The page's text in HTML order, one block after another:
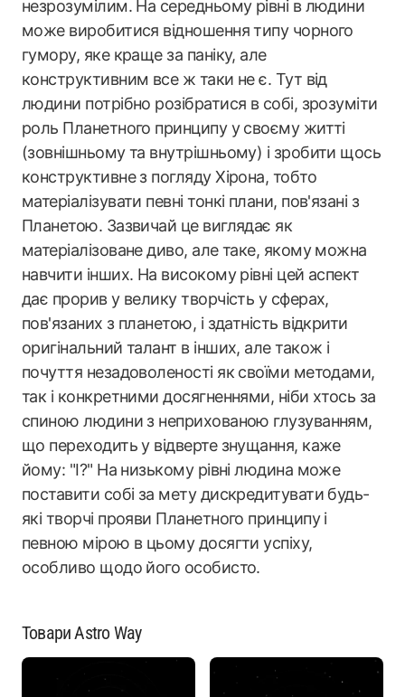
незрозумілим. На середньому рівні в людини
може виробитися відношення типу чорного
гумору, яке краще за паніку, але
конструктивним все ж таки не є. Тут від
людини потрібно розібратися в собі, зрозуміти
роль Планетного принципу у своєму житті
(зовнішньому та внутрішньому) і зробити щось
конструктивне з погляду Хірона, тобто
матеріалізувати певні тонкі плани, пов'язані з
Планетою. Зазвичай це виглядає як
матеріалізоване диво, але таке, якому можна
навчити інших. На високому рівні цей аспект
дає прорив у велику творчість у сферах,
пов'язаних з планетою, і здатність відкрити
оригінальний талант в інших, але також і
почуття незадоволеності як своїми методами,
так і конкретними досягненнями, ніби хтось за
спиною людини з неприхованою глузуванням,
що переходить у відверте знущання, каже
йому: "І?" На низькому рівні людина може
поставити собі за мету дискредитувати будь-
які творчі прояви Планетного принципу і
певною мірою в цьому досягти успіху,
особливо щодо його особисто.
Товари Astro Way